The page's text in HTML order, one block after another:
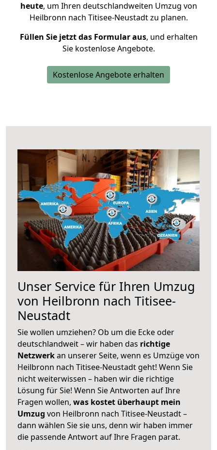
heute, um Ihren deutschlandweiten Umzug von
Heilbronn nach Titisee-Neustadt zu planen.
Füllen Sie jetzt das Formular aus, und erhalten
Sie kostenlose Angebote.
Kostenlose Angebote erhalten
Unser Service für Ihren Umzug
von Heilbronn nach Titisee-
Neustadt
Sie wollen umziehen? Ob um die Ecke oder
deutschlandweit – wir haben das richtige
Netzwerkan unserer Seite, wenn es Umzüge von
Heilbronn nach Titisee-Neustadt geht! Wenn Sie
nicht weiterwissen – haben wir die richtige
Lösung für Sie! Wenn Sie Antworten auf Ihre
Fragen wollen, was kostet überhaupt mein
Umzug von Heilbronn nach Titisee-Neustadt –
dann wählen Sie sie uns, denn wir haben immer
die passende Antwort auf Ihre Fragen parat.